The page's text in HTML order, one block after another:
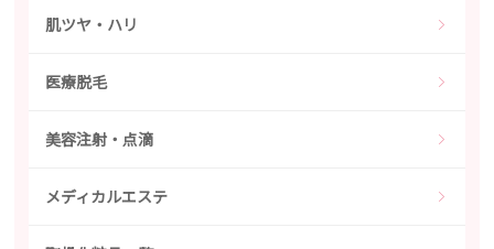
肌ツヤ・ハリ
医療脱毛
美容注射・点滴
メディカルエステ